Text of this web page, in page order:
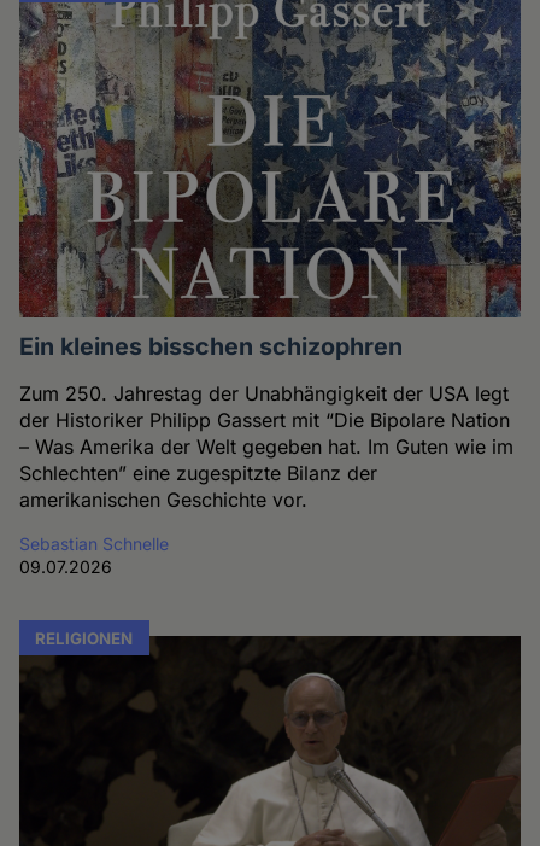
Ein kleines bisschen schizophren
Zum 250. Jahrestag der Unabhängigkeit der USA legt
der Historiker Philipp Gassert mit “Die Bipolare Nation
– Was Amerika der Welt gegeben hat. Im Guten wie im
Schlechten” eine zugespitzte Bilanz der
amerikanischen Geschichte vor.
Sebastian Schnelle
09.07.2026
RELIGIONEN